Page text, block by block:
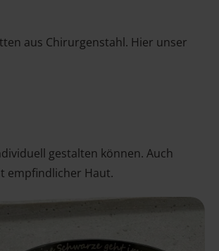
aus Chirurgenstahl. Hier unser
gestalten können. Auch
empfindlicher Haut.